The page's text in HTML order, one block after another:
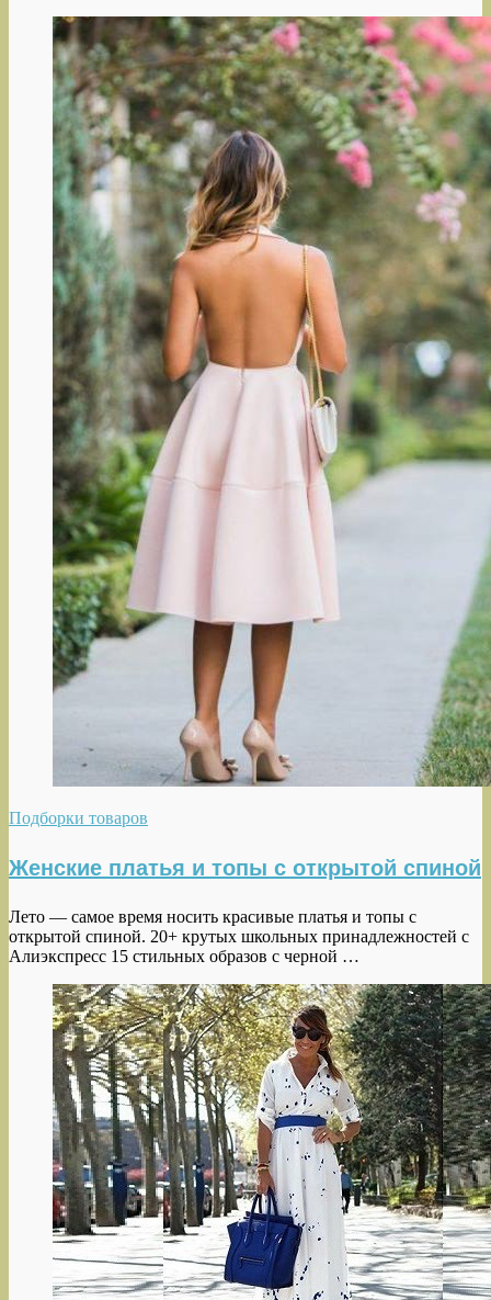
Подборки товаров
Женские платья и топы с открытой спиной
Лето — самое время носить красивые платья и топы с
открытой спиной. 20+ крутых школьных принадлежностей с
Алиэкспресс 15 стильных образов с черной …